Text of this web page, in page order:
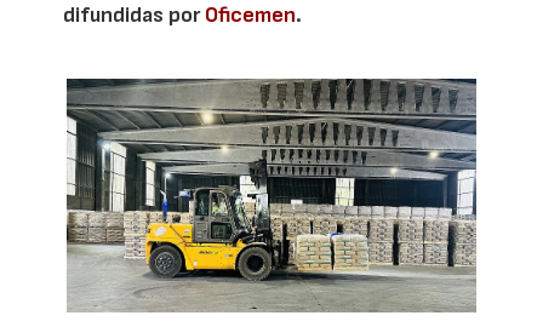
difundidas porOficemen.